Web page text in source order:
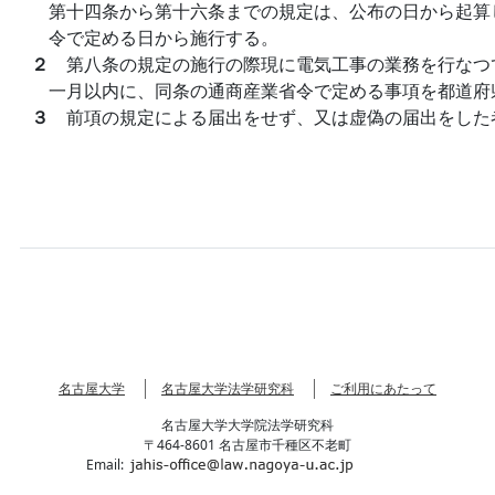
第十四条から第十六条までの規定は、公布の日から起
令で定める日から施行する。
２ 第八条の規定の施行の際現に電気工事の業務を行な
一月以内に、同条の通商産業省令で定める事項を都道
３ 前項の規定による届出をせず、又は虚偽の届出をし
名古屋大学 名古屋大学法学研究科
ご利用にあたって
名古屋大学大学院法学研究科
〒464-8601 名古屋市千種区不老町
Email: